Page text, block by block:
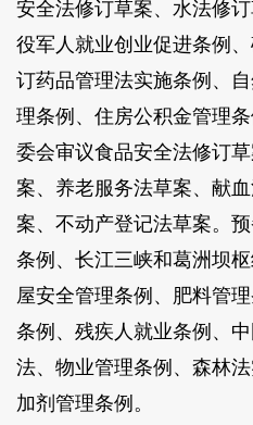
安全法修订草案、水法修订
役军人就业创业促进条例
订药品管理法实施条例、
理条例、住房公积金管理
委会审议食品安全法修订
案、养老服务法草案、献
案、不动产登记法草案。
条例、长江三峡和葛洲坝
屋安全管理条例、肥料管
条例、残疾人就业条例、
法、物业管理条例、森林
加剂管理条例。